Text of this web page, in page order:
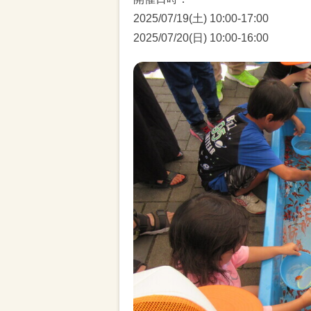
2025/07/19(土) 10:00-17:00
2025/07/20(日) 10:00-16:00